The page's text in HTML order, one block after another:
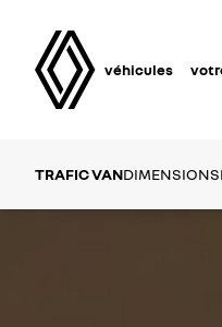
véhicules
TRAFIC VANDIMENSIONS